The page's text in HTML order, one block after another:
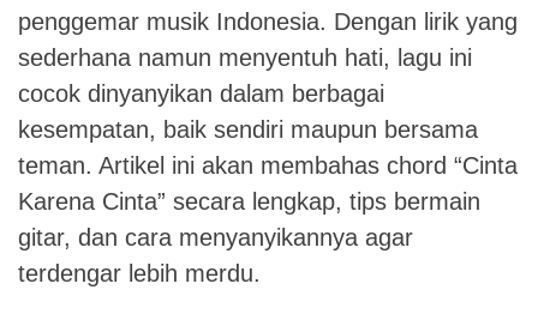
penggemar musik Indonesia. Dengan lirik yang
sederhana namun menyentuh hati, lagu ini
cocok dinyanyikan dalam berbagai
kesempatan, baik sendiri maupun bersama
teman. Artikel ini akan membahas chord “Cinta
Karena Cinta” secara lengkap, tips bermain
gitar, dan cara menyanyikannya agar
terdengar lebih merdu.